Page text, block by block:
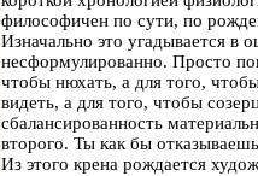
философичен по сути, по
Изначально это угадывается в
несформулированно. Просто
чтобы нюхать, а для того,
видеть, а для того, чтобы
сбалансированность
второго. Ты как бы
Из этого крена рождается